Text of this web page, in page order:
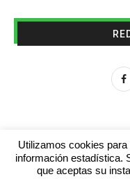
Utilizamos cookies
información estadística.
que aceptas su